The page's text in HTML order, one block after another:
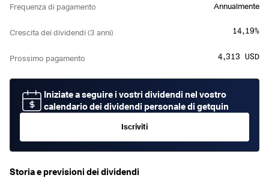
Frequenza di pagamento Annualmente
Crescita dei dividendi (3 anni) 14,19%
Prossimo pagamento 4,313 USD
Iniziate a seguire i vostri dividendi nel vostro
calendario dei dividendi personale di getquin
Iscriviti
Storia e previsioni dei dividendi